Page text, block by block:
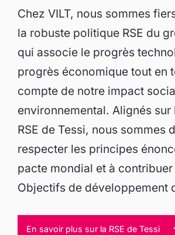
Chez VILT, nous sommes
la robuste politique RSE du
qui associe le progrès
progrès économique tout en
compte de notre impact
environnemental. Alignés sur
RSE de Tessi, nous sommes
respecter les principes
pacte mondial et à contribuer
Objectifs de développement
En savoir plus sur la RSE de Tessi